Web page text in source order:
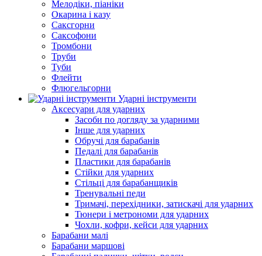
Мелодіки, піаніки
Окарина і казу
Саксгорни
Саксофони
Тромбони
Труби
Туби
Флейти
Флюгельгорни
Ударні інструменти
Аксесуари для ударних
Засоби по догляду за ударними
Інше для ударних
Обручі для барабанів
Педалі для барабанів
Пластики для барабанів
Стійки для ударних
Стільці для барабанщиків
Тренувальні педи
Тримачі, перехідники, затискачі для ударних
Тюнери і метрономи для ударних
Чохли, кофри, кейси для ударних
Барабани малі
Барабани маршові